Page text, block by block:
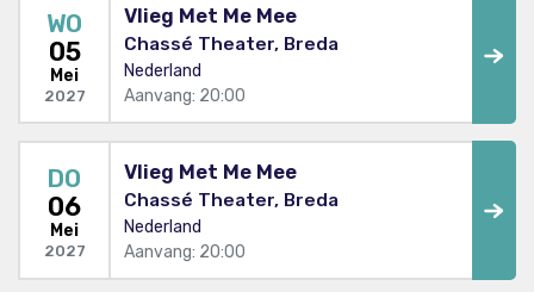
WO
05
Mei
2027
Vlieg Met Me Mee
Chassé Theater, Breda
Nederland
Aanvang: 20:00
DO
06
Mei
2027
Vlieg Met Me Mee
Chassé Theater, Breda
Nederland
Aanvang: 20:00